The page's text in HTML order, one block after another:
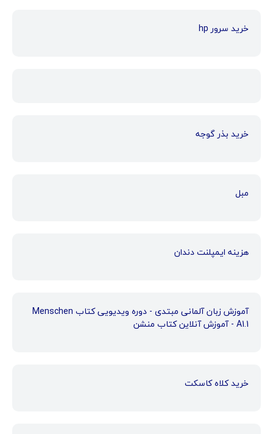
خرید سرور hp
خرید بذر گوجه
مبل
هزینه ایمپلنت دندان
آموزش زبان آلمانی مبتدی - دوره ویدیویی کتاب Menschen
A1.1 - آموزش آنلاین کتاب منشن
خرید کلاه کاسکت